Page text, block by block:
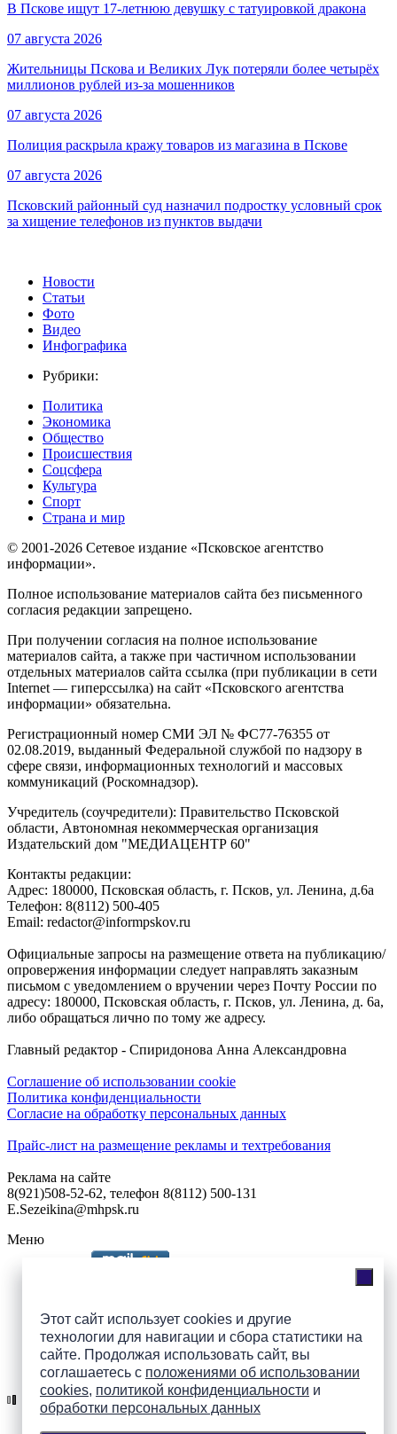
Этот сайт использует cookies и другие
технологии для навигации и сбора статистики на
сайте. Продолжая использовать сайт, вы
соглашаетесь с положениями об использовании
cookies, политикой конфиденциальности и
обработки персональных данных
В Пскове ищут 17‑летнюю девушку с татуировкой дракона
07 августа 2026
Жительницы Пскова и Великих Лук потеряли более четырёх
миллионов рублей из-за мошенников
07 августа 2026
Полиция раскрыла кражу товаров из магазина в Пскове
07 августа 2026
Псковский районный суд назначил подростку условный срок
за хищение телефонов из пунктов выдачи
Новости
Статьи
Фото
Видео
Инфографика
Рубрики:
Политика
Экономика
Общество
Происшествия
Соцсфера
Культура
Спорт
Страна и мир
© 2001-2026 Сетевое издание «Псковское агентство
информации».
Полное использование материалов сайта без письменного
согласия редакции запрещено.
При получении согласия на полное использование
материалов сайта, а также при частичном использовании
отдельных материалов сайта ссылка (при публикации в сети
Internet — гиперссылка) на сайт «Псковского агентства
информации» обязательна.
Регистрационный номер СМИ ЭЛ № ФС77-76355 от
02.08.2019, выданный Федеральной службой по надзору в
сфере связи, информационных технологий и массовых
коммуникаций (Роскомнадзор).
Учредитель (соучредители): Правительство Псковской
области, Автономная некоммерческая организация
Издательский дом "МЕДИАЦЕНТР 60"
Контакты редакции:
Адреc: 180000, Псковская область, г. Псков, ул. Ленина, д.6а
Телефон: 8(8112) 500-405
Email: redactor@informpskov.ru
Официальные запросы на размещение ответа на публикацию/
опровержения информации следует направлять заказным
письмом с уведомлением о вручении через Почту России по
адресу: 180000, Псковская область, г. Псков, ул. Ленина, д. 6а,
либо обращаться лично по тому же адресу.
Главный редактор - Спиридонова Анна Александровна
Соглашение об использовании cookie
Политика конфиденциальности
Согласие на обработку персональных данных
Прайс-лист на размещение рекламы и техтребования
Реклама на сайте
8(921)508-52-62, телефон 8(8112) 500-131
E.Sezeikina@mhpsk.ru
Меню
Подпишись на группы
ПАИ в соцсетях!